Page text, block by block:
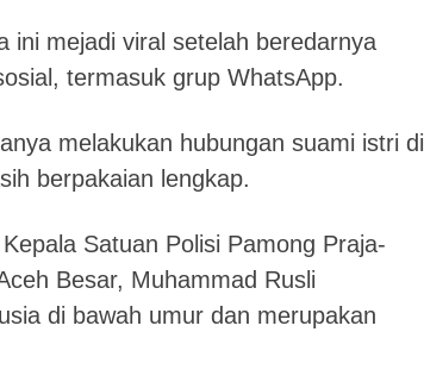
ini mejadi viral setelah beredarnya
termasuk grup WhatsApp.
melakukan hubungan suami istri di
berpakaian lengkap.
Kepala Satuan Polisi Pamong Praja-
Besar, Muhammad Rusli
di bawah umur dan merupakan